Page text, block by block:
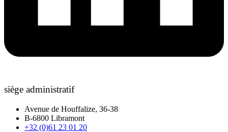
siège administratif
Avenue de Houffalize, 36-38
B-6800 Libramont
+32 (0)61 23 01 20